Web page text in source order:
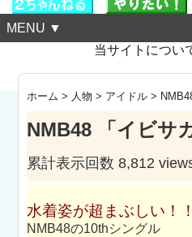
MENU ▼
当サイトについ
ホーム > 人物 > アイドル >
NMB48 「イビサ
累計表示回数 8,812
水着姿が超まぶしい！！
NMB48の10thシングル